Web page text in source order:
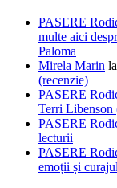
PASERE
multe aici
Paloma
Mirela Marin la
(recenzie)
PASERE
Terri Libenson
PASERE
lecturii
PASERE
emoții și